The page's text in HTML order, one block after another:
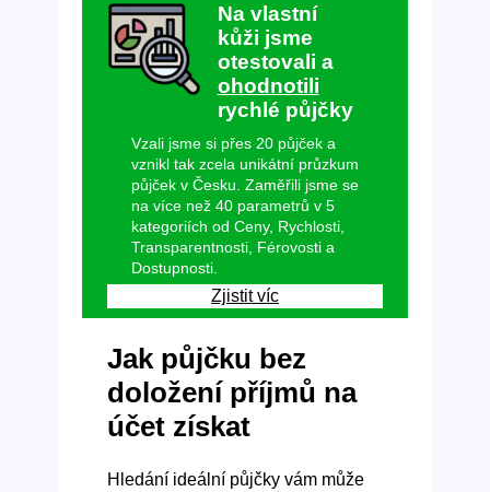
Na vlastní
kůži jsme
otestovali a
ohodnotili
rychlé půjčky
Vzali jsme si přes 20 půjček a
vznikl tak zcela unikátní průzkum
půjček v Česku. Zaměřili jsme se
na více než 40 parametrů v 5
kategoriích od Ceny, Rychlosti,
Transparentnosti, Férovosti a
Dostupnosti.
Zjistit víc
Jak půjčku bez
doložení příjmů na
účet získat
Hledání ideální půjčky vám může